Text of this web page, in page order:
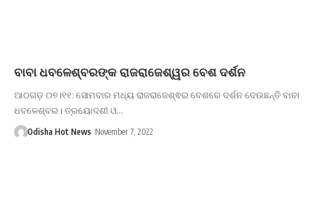
ବାବା ଧବଳେଶ୍ବରଙ୍କ ରାଜରାଜେଶ୍ୱର ବେଶ ଦର୍ଶନ
ଆଠଗଡ଼ ୦୭।୧୧: ସୋମବାର ମଧ୍ୟ ରାଜରାଜେଶ୍ଵର ବେଶରେ ଦର୍ଶନ ଦେଉଛନ୍ତି ବାବା
ଧବଳେଶ୍ବର। ତ୍ରୟୋଦଶୀ ଓ…
Odisha Hot News November 7, 2022